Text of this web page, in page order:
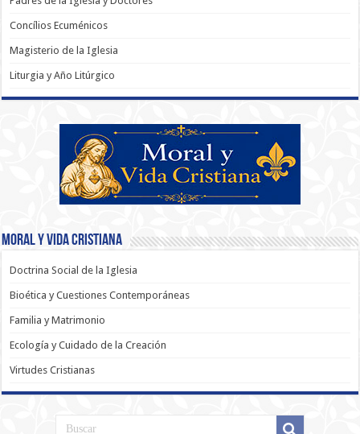
Concílios Ecuménicos
Magisterio de la Iglesia
Liturgia y Año Litúrgico
Moral y Vida Cristiana
Doctrina Social de la Iglesia
Bioética y Cuestiones Contemporáneas
Familia y Matrimonio
Ecología y Cuidado de la Creación
Virtudes Cristianas